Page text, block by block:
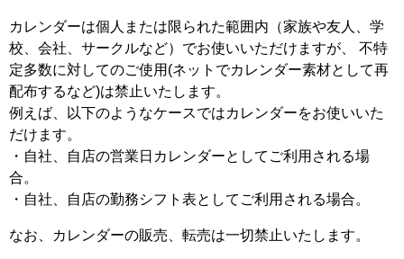
カレンダーは個人または限られた範囲内（家族や友人、学
校、会社、サークルなど）でお使いいただけますが、 不特
定多数に対してのご使用(ネットでカレンダー素材として再
配布するなど)は禁止いたします。
例えば、以下のようなケースではカレンダーをお使いいた
だけます。
・自社、自店の営業日カレンダーとしてご利用される場
合。
・自社、自店の勤務シフト表としてご利用される場合。
なお、カレンダーの販売、転売は一切禁止いたします。